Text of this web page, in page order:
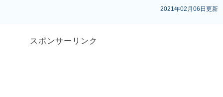
2021年02月06日更新
スポンサーリンク